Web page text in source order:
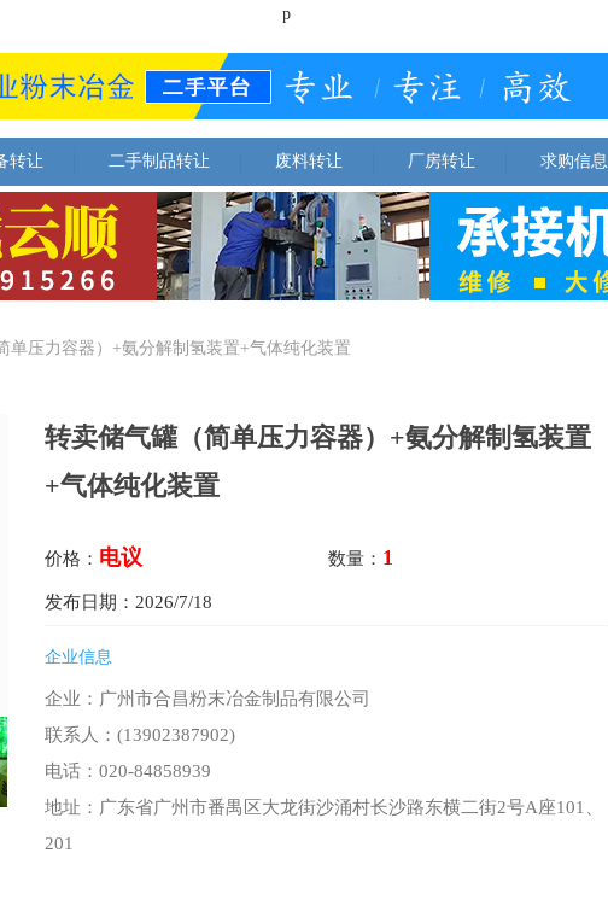
p
转让 二手制品转让 废料转让 厂房转让 求购信息
单压力容器）+氨分解制氢装置+气体纯化装置
转卖储气罐（简单压力容器）+氨分解制氢装置
+气体纯化装置
价格： 电议 数量： 1
发布日期：2026/7/18
企业信息
企业：广州市合昌粉末冶金制品有限公司
联系人：(13902387902)
电话：020-84858939
地址：广东省广州市番禺区大龙街沙涌村长沙路东横二街2号A座101、
201